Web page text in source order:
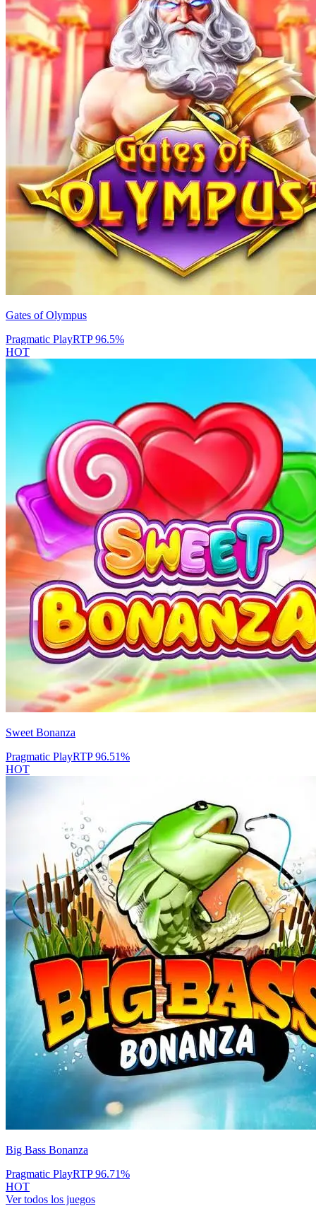
Gates of Olympus
Pragmatic PlayRTP96.5%
HOT
Sweet Bonanza
Pragmatic PlayRTP96.51%
HOT
Big Bass Bonanza
Pragmatic PlayRTP96.71%
HOT
Ver todos los juegos